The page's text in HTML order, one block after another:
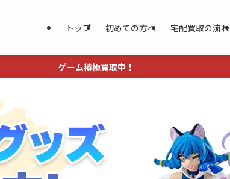
トップ 初めての方へ 宅配買取の流れ
ゲーム積極買取中！